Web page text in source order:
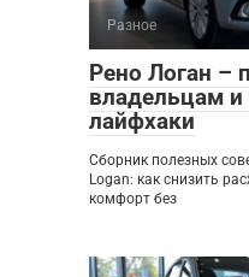
Разное
Рено Логан –
владельцам
лайфхаки
Сборник полезных
Logan: как снизить
комфорт без